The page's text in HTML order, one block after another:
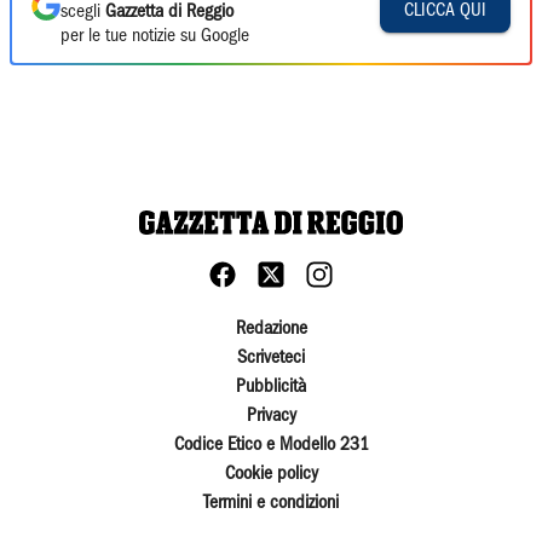
scegli Gazzetta di Reggio
per le tue notizie su Google
CLICCA QUI
Redazione
Scriveteci
Pubblicità
Privacy
Codice Etico e Modello 231
Cookie policy
Termini e condizioni